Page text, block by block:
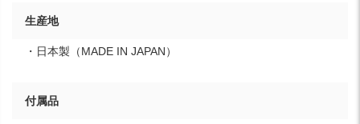
生産地
・日本製（MADE IN JAPAN）
付属品